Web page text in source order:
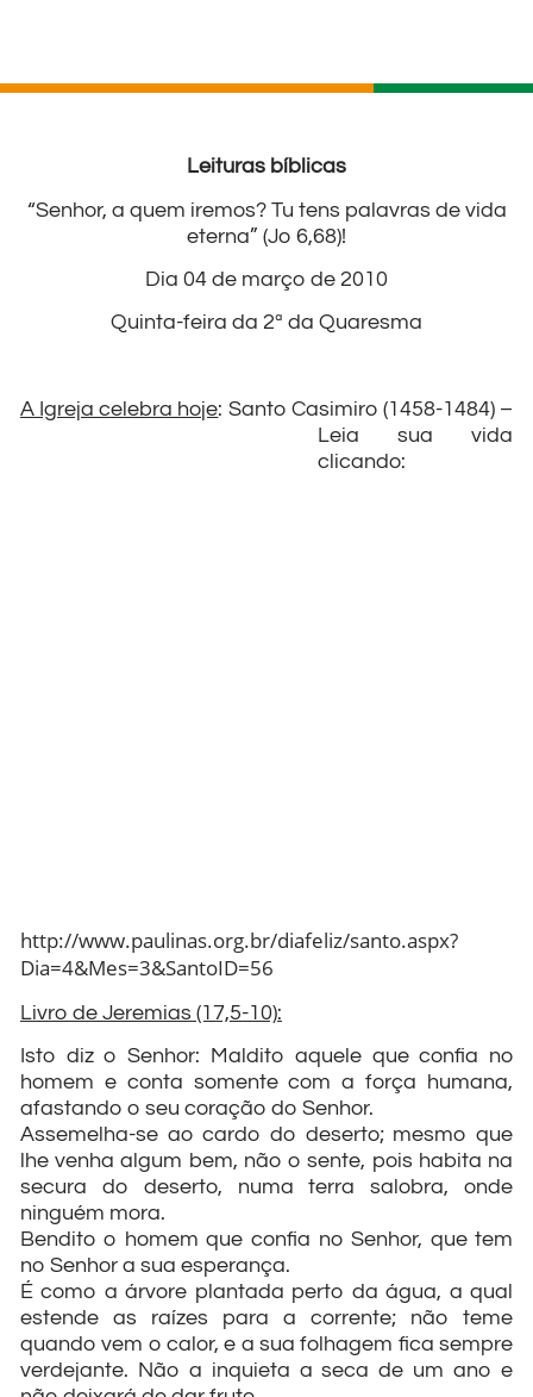
Leituras bíblicas
“Senhor, a quem iremos? Tu tens palavras de vida
eterna” (Jo 6,68)!
Dia 04 de março de 2010
Quinta-feira da 2ª da Quaresma
A Igreja celebra hoje: Santo Casimiro (1458-1484) –
Leia sua vida
clicando:
http://www.paulinas.org.br/diafeliz/santo.aspx?
Dia=4&Mes=3&SantoID=56
Livro de Jeremias (17,5-10):
Isto diz o Senhor: Maldito aquele que confia no
homem e conta somente com a força humana,
afastando o seu coração do Senhor.
Assemelha-se ao cardo do deserto; mesmo que
lhe venha algum bem, não o sente, pois habita na
secura do deserto, numa terra salobra, onde
ninguém mora.
Bendito o homem que confia no Senhor, que tem
no Senhor a sua esperança.
É como a árvore plantada perto da água, a qual
estende as raízes para a corrente; não teme
quando vem o calor, e a sua folhagem fica sempre
verdejante. Não a inquieta a seca de um ano e